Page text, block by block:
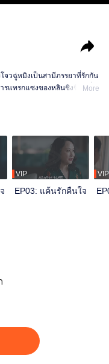
จวฉู่หมิงเป็นสามีภรรยาที่รักกัน
รแทรกแซงของหลินชิงชิง อวี๋ชู
More
VIP
EP03: แค้นรักคืนใจ
VIP